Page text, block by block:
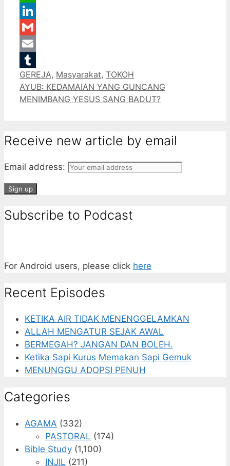
WhatsApp
LinkedIn
Gmail
Email
Tumblr
Categories
GEREJA, Masyarakat, TOKOH
AYUB: KEDAMAIAN YANG GUNCANG
MENIMBANG YESUS SANG BADUT?
Receive new article by email
Email address:
Subscribe to Podcast
For Android users, please click here
Recent Episodes
KETIKA AIR TIDAK MENENGGELAMKAN
ALLAH MENGATUR SEJAK AWAL
BERMEGAH? JANGAN DAN BOLEH.
Ketika Sapi Kurus Memakan Sapi Gemuk
MENUNGGU ADOPSI PENUH
Categories
AGAMA (332)
PASTORAL (174)
Bible Study (1,100)
INJIL (211)